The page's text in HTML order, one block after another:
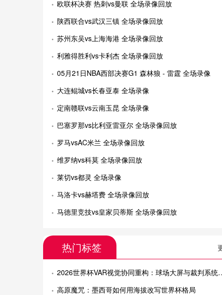
欧联杯决赛 热刺vs曼联 全场录像回放
陕西联合vs武汉三镇 全场录像回放
苏州东吴vs上海海港 全场录像回放
利雅得胜利vs卡利杰 全场录像回放
05月21日NBA西部决赛G1 森林狼 - 雷霆 全场录像
大连鲲城vs长春亚泰 全场录像
定南赣联vs云南玉昆 全场录像
巴塞罗那vs比利亚雷亚尔 全场录像回放
罗马vsAC米兰 全场录像回放
维罗纳vs科莫 全场录像回放
莱切vs都灵 全场录像
马洛卡vs赫塔费 全场录像回放
马德里竞技vs皇家贝蒂斯 全场录像回放
热门标签
2026世界杯VAR视觉协同重构：球场大屏与裁判系统的实时联动新范式
高原魔咒：墨西哥如何用海拔改写世界杯格局